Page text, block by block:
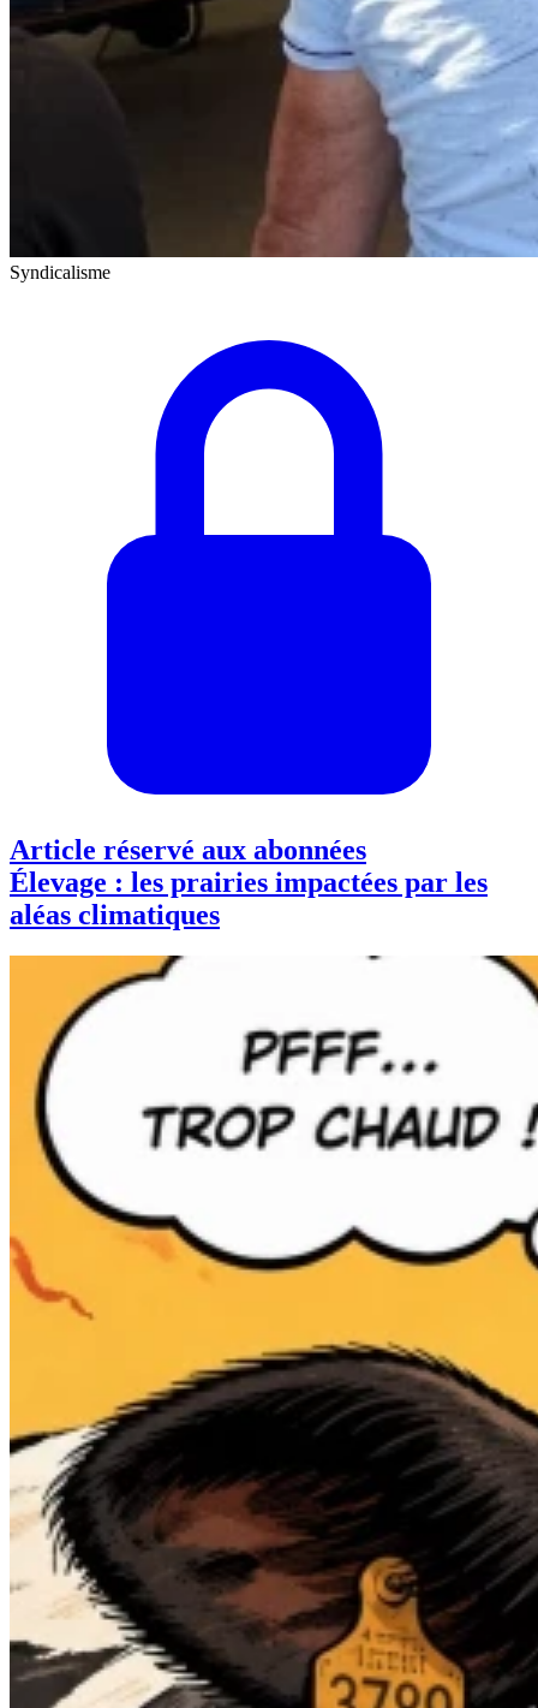
Syndicalisme
Article réservé aux abonnées
Élevage : les prairies impactées par les
aléas climatiques